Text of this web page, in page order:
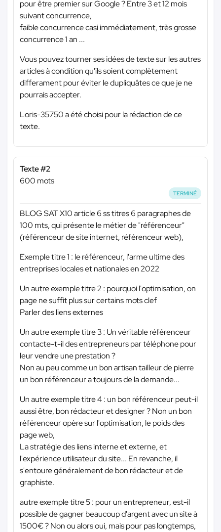
pour être premier sur Google ? Entre 3 et 12 mois
suivant concurrence,
faible concurrence casi immédiatement, très grosse
concurrence 1 an ...
Vous pouvez tourner ses idées de texte sur les autres
articles à condition qu'ils soient complètement
differament pour éviter le dupliquâtes ce que je ne
pourrais accepter.
Loris-35750 a été choisi pour la rédaction de ce
texte.
Texte #2
600 mots
TERMINÉ
BLOG SAT X10 article 6 ss titres 6 paragraphes de
100 mts, qui présente le métier de "référenceur"
(référenceur de site internet, référenceur web),
Exemple titre 1 : le référenceur, l'arme ultime des
entreprises locales et nationales en 2022
Un autre exemple titre 2 : pourquoi l'optimisation, on
page ne suffit plus sur certains mots clef
Parler des liens externes
Un autre exemple titre 3 : Un véritable référenceur
contacte-t-il des entrepreneurs par téléphone pour
leur vendre une prestation ?
Non au peu comme un bon artisan tailleur de pierre
un bon référenceur a toujours de la demande...
Un autre exemple titre 4 : un bon référenceur peut-il
aussi être, bon rédacteur et designer ? Non un bon
référenceur opère sur l'optimisation, le poids des
page web,
La stratégie des liens interne et externe, et
l'expérience utilisateur du site... En revanche, il
s'entoure généralement de bon rédacteur et de
graphiste.
autre exemple titre 5 : pour un entrepreneur, est-il
possible de gagner beaucoup d'argent avec un site à
1500€ ? Non ou alors oui, mais pour pas longtemps,